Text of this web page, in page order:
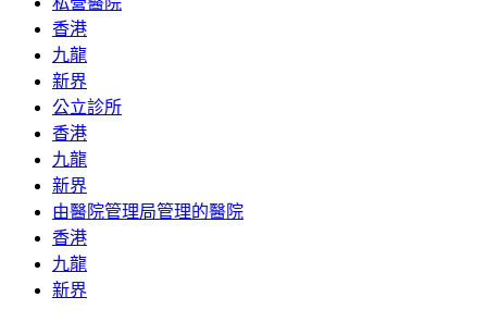
香港
九龍
新界
公立診所
香港
九龍
新界
由醫院管理局管理的醫院
香港
九龍
新界